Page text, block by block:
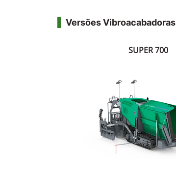
Versões Vibroacabadoras
SUPER 700